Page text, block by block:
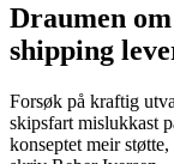
Draumen
shipping
Forsøk på kraftig
skipsfart mislukkast
konseptet meir